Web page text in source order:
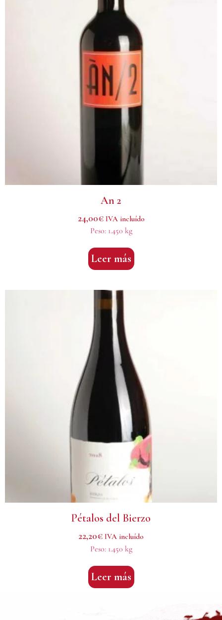
An 2
24,00€ IVA incluído
Peso:1.450 kg
Leer más
Pétalos del Bierzo
22,20€ IVA incluído
Peso:1.450 kg
Leer más